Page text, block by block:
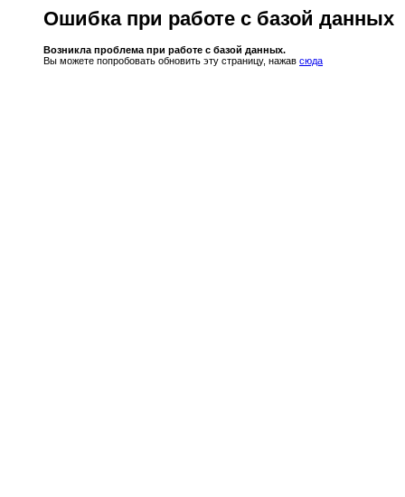
Ошибка при работе с базой данных
Возникла проблема при работе с базой данных.
Вы можете попробовать обновить эту страницу, нажав сюда